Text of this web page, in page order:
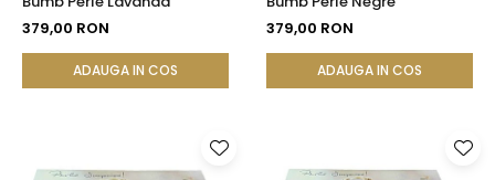
379,00 RON
ADAUGA IN COS
379,00 RON
ADAUGA IN COS